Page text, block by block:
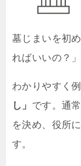
墓じまいを初
ればいいの？
わかりやすく
し」 です。通
を決め、役所
す。